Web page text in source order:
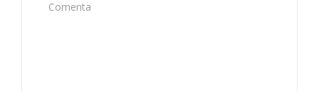
Comenta